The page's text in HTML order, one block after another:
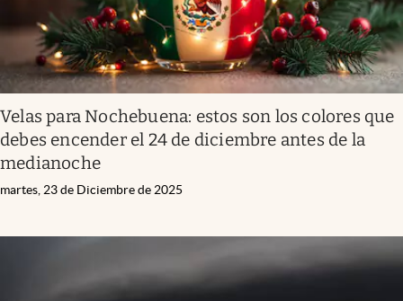
Velas para Nochebuena: estos son los colores que
debes encender el 24 de diciembre antes de la
medianoche
martes, 23 de Diciembre de 2025